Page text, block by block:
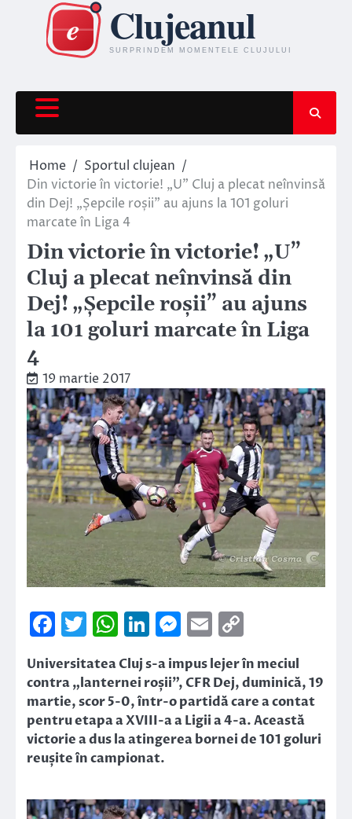
content
Home
Sportul clujean
Din victorie în victorie! „U” Cluj a plecat neînvinsă
din Dej! „Șepcile roșii” au ajuns la 101 goluri
marcate în Liga 4
Din victorie în victorie! „U”
Cluj a plecat neînvinsă din
Dej! „Șepcile roșii” au ajuns
la 101 goluri marcate în Liga
4
19 martie 2017
Facebook
Twitter
WhatsApp
LinkedIn
Messenger
Email
Link
Universitatea Cluj s-a impus lejer în meciul
contra „lanternei roșii”, CFR Dej, duminică, 19
martie, scor 5-0, într-o partidă care a contat
pentru etapa a XVIII-a a Ligii a 4-a. Această
victorie a dus la atingerea bornei de 101 goluri
reușite în campionat.